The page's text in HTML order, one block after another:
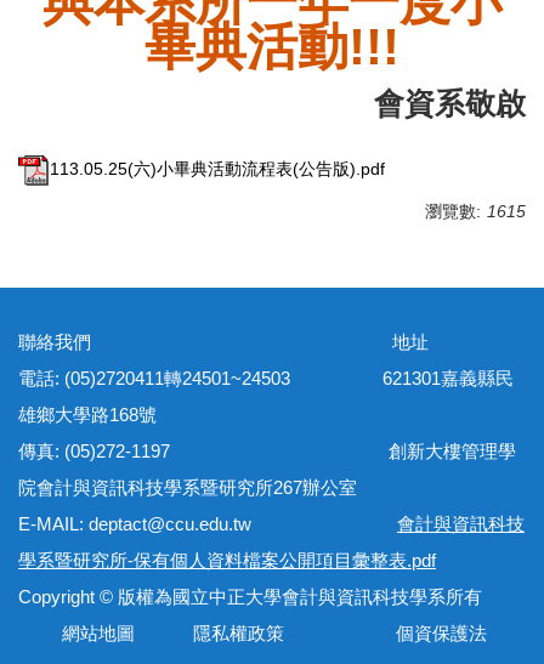
畢典活動!!!
會資系敬啟
113.05.25(六)小畢典活動流程表(公告版).pdf
瀏覽數: 1615
聯絡我們 地址
電話: (05)2720411轉24501~24503 621301嘉義縣民
雄鄉大學路168號
傳真: (05)272-1197 創新大樓管理學
院會計與資訊科技學系暨研究所267辦公室
E-MAIL: deptact@ccu.edu.tw 會計與資訊科技
學系暨研究所-保有個人資料檔案公開項目彙整表.pdf
Copyright © 版權為國立中正大學會計與資訊科技學系所有
網站地圖 隱私權政策 個資保護法